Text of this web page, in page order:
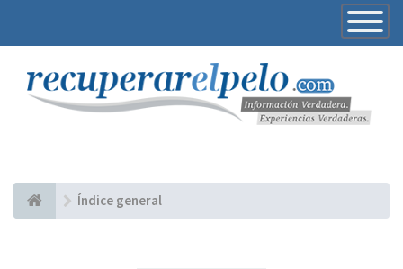
Toggle
Índice general